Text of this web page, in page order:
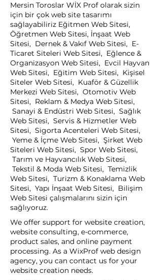
Mersin Toroslar WİX Prof olarak sizin
için bir çok web site tasarımı
sağlayabiliriz Eğitmen Web Sitesi,
Öğretmen Web Sitesi, İnşaat Web
Sitesi, Dernek & Vakıf Web Sitesi, E-
Ticaret Siteleri Web Sitesi, Eğlence &
Organizasyon Web Sitesi, Evcil Hayvan
Web Sitesi, Eğitim Web Sitesi, Kişisel
Siteler Web Sitesi, Kuaför & Güzellik
Merkezi Web Sitesi, Otomotiv Web
Sitesi, Reklam & Medya Web Sitesi,
Sanayi & Endüstri Web Sitesi, Sağlık
Web Sitesi, Servis & Hizmetler Web
Sitesi, Sigorta Acenteleri Web Sitesi,
Yeme & İçme Web Sitesi, Şirket Web
Siteleri Web Sitesi, Spor Web Sitesi,
Tarım ve Hayvancılık Web Sitesi,
Tekstil & Moda Web Sitesi, Temizlik
Web Sitesi, Turizm & Konaklama Web
Sitesi, Yapı İnşaat Web Sitesi, Bilişim
Web Sitesi çalışmalarını sizin için
sağlıyoruz.
We offer support for website creation,
website consulting, e-commerce,
product sales, and online payment
processing. As a WixProf web design
agency, you can contact us for your
website creation needs.